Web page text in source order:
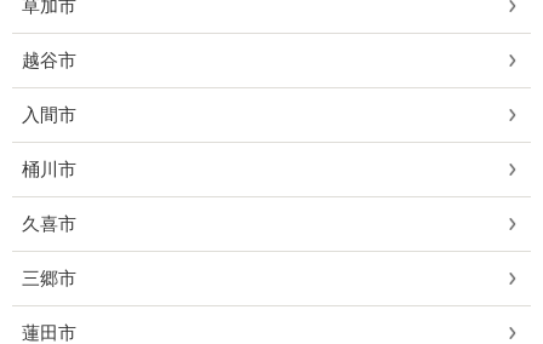
草加市
越谷市
入間市
桶川市
久喜市
三郷市
蓮田市